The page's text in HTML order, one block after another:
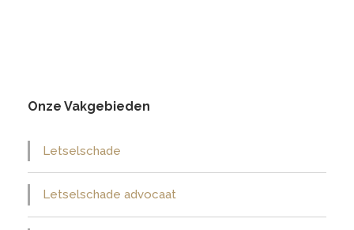
Onze Vakgebieden
Letselschade
Letselschade advocaat